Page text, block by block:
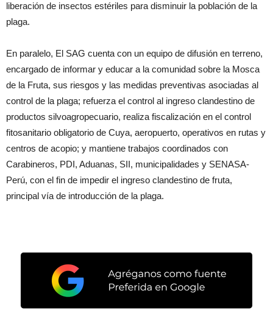
liberación de insectos estériles para disminuir la población de la
plaga.
En paralelo, El SAG cuenta con un equipo de difusión en terreno,
encargado de informar y educar a la comunidad sobre la Mosca
de la Fruta, sus riesgos y las medidas preventivas asociadas al
control de la plaga; refuerza el control al ingreso clandestino de
productos silvoagropecuario, realiza fiscalización en el control
fitosanitario obligatorio de Cuya, aeropuerto, operativos en rutas y
centros de acopio; y mantiene trabajos coordinados con
Carabineros, PDI, Aduanas, SII, municipalidades y SENASA-
Perú, con el fin de impedir el ingreso clandestino de fruta,
principal vía de introducción de la plaga.